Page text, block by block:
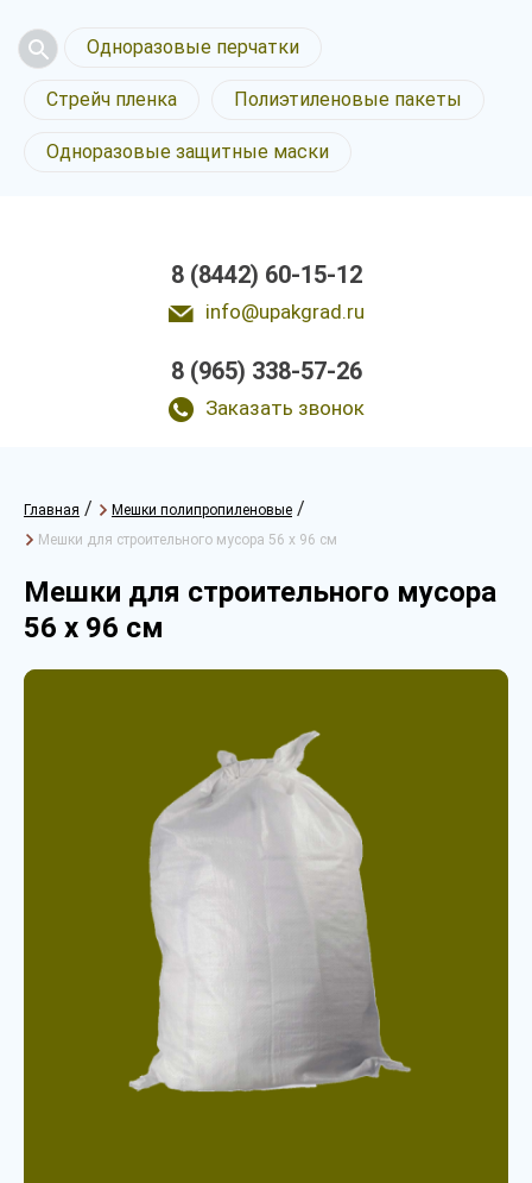
Одноразовые перчатки
Стрейч пленка Полиэтиленовые пакеты
Одноразовые защитные маски
8 (8442) 60-15-12
info@upakgrad.ru
8 (965) 338-57-26
Заказать звонок
Главная / Мешки полипропиленовые /
Мешки для строительного мусора 56 х 96 см
Мешки для строительного мусора
56 х 96 см